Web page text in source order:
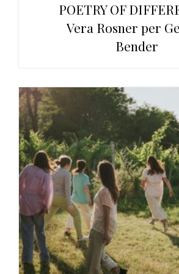
POETRY OF
Vera Rosner per
Bender